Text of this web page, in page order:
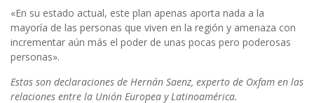
«En su estado actual, este plan apenas aporta nada a la
mayoría de las personas que viven en la región y amenaza con
incrementar aún más el poder de unas pocas pero poderosas
personas».
Estas son declaraciones de Hernán Saenz, experto de Oxfam en las
relaciones entre la Unión Europea y Latinoamérica.